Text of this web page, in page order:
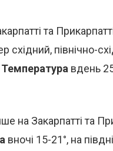
та
східний, північно-
Температура вдень
на Закарпатті та
вночі 15-21°, на